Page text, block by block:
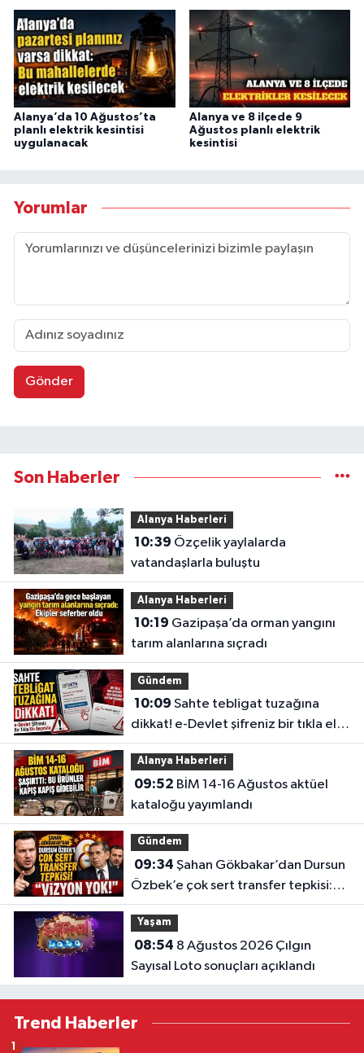
Alanya’da 10 Ağustos’ta
planlı elektrik kesintisi
uygulanacak
Alanya ve 8 ilçede 9
Ağustos planlı elektrik
kesintisi
Yorumlar
Gönder
Son Haberler
Alanya Haberleri
10:39
vatandaşlarla buluştu
Alanya Haberleri
10:19
tarım alanlarına sıçradı
Gündem
10:09
dikkat! e-Devlet şifreniz bir tıkla ele
geçebilir
Alanya Haberleri
09:52
kataloğu yayımlandı
Gündem
09:34
Özbek’e çok sert transfer tepkisi:
“Vizyon yok!”
Yaşam
08:54
Sayısal Loto sonuçları açıklandı
Trend Haberler
1